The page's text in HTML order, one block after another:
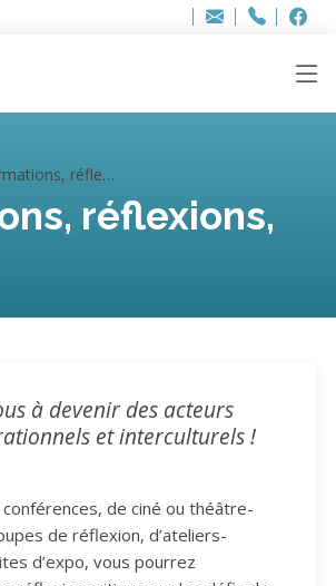
Adresse
info..hâthe..
Tel.
Tel.
réflexions, débats
réflexions,
à devenir des acteurs
et interculturels !
de ciné ou théâtre-
de réflexion, d’ateliers-
d’expo, vous pourrez